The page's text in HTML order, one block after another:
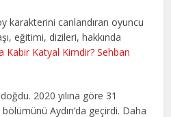
karakterini canlandıran oyuncu
eğitimi, dizileri, hakkında
Kabir Katyal Kimdir? Sehban
2020 yılına göre 31
Aydın’da geçirdi. Daha